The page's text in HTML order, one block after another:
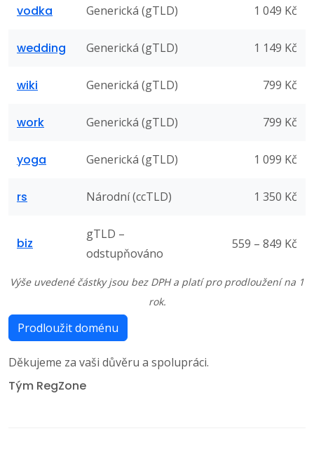
vodka Generická (gTLD) 1 049 Kč
wedding Generická (gTLD) 1 149 Kč
wiki Generická (gTLD) 799 Kč
work Generická (gTLD) 799 Kč
yoga Generická (gTLD) 1 099 Kč
rs Národní (ccTLD) 1 350 Kč
biz
gTLD –
odstupňováno
559 – 849 Kč
Výše uvedené částky jsou bez DPH a platí pro prodloužení na 1
rok.
Prodloužit doménu
Děkujeme za vaši důvěru a spolupráci.
Tým RegZone